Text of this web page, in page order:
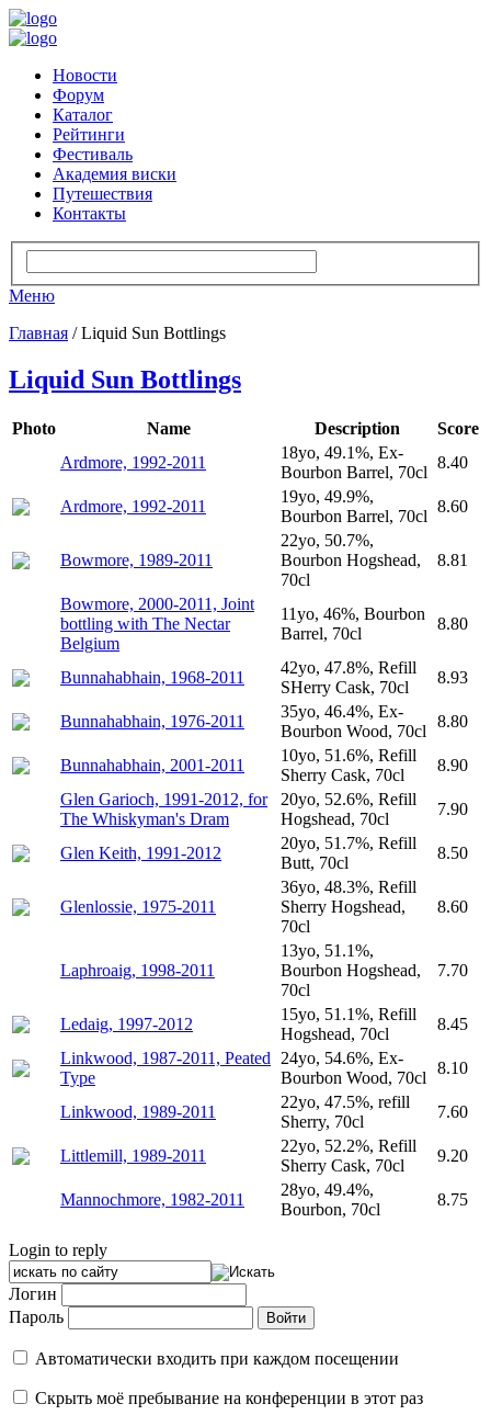
Новости
Форум
Каталог
Рейтинги
Фестиваль
Академия виски
Путешествия
Контакты
Меню
Главная / Liquid Sun Bottlings
Liquid Sun Bottlings
Photo Name Description
Score
Ardmore, 1992-2011
18yo, 49.1%, Ex-
Bourbon Barrel, 70cl
8.40
Ardmore, 1992-2011
19yo, 49.9%,
Bourbon Barrel, 70cl
8.60
Bowmore, 1989-2011
22yo, 50.7%,
Bourbon Hogshead,
70cl
8.81
Bowmore, 2000-2011, Joint
bottling with The Nectar
Belgium
11yo, 46%, Bourbon
Barrel, 70cl
8.80
Bunnahabhain, 1968-2011
42yo, 47.8%, Refill
SHerry Cask, 70cl
8.93
Bunnahabhain, 1976-2011
35yo, 46.4%, Ex-
Bourbon Wood, 70cl
8.80
Bunnahabhain, 2001-2011
10yo, 51.6%, Refill
Sherry Cask, 70cl
8.90
Glen Garioch, 1991-2012, for
The Whiskyman's Dram
20yo, 52.6%, Refill
Hogshead, 70cl
7.90
Glen Keith, 1991-2012
20yo, 51.7%, Refill
Butt, 70cl
8.50
Glenlossie, 1975-2011
36yo, 48.3%, Refill
Sherry Hogshead,
70cl
8.60
Laphroaig, 1998-2011
13yo, 51.1%,
Bourbon Hogshead,
70cl
7.70
Ledaig, 1997-2012
15yo, 51.1%, Refill
Hogshead, 70cl
8.45
Linkwood, 1987-2011, Peated
Type
24yo, 54.6%, Ex-
Bourbon Wood, 70cl
8.10
Linkwood, 1989-2011
22yo, 47.5%, refill
Sherry, 70cl
7.60
Littlemill, 1989-2011
22yo, 52.2%, Refill
Sherry Cask, 70cl
9.20
Mannochmore, 1982-2011
28yo, 49.4%,
Bourbon, 70cl
8.75
Login to reply
Логин
Пароль
Автоматически входить при каждом посещении
Скрыть моё пребывание на конференции в этот раз